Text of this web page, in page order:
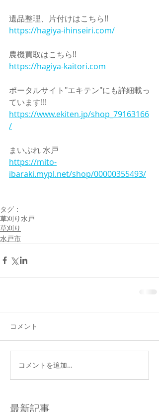
最新記事
遺品整理、片付けはこちら!!
https://hagiya-ihinseiri.com/
農機買取はこちら!!
https://hagiya-kaitori.com
ポータルサイト"エキテン"にも詳細載っ
ています!!!
https://www.ekiten.jp/shop_79163166
/
まいぷれ 水戸
https://mito-
ibaraki.mypl.net/shop/00000355493/
タグ：
草刈り水戸
草刈り
水戸市
コメント
コメントを追加…